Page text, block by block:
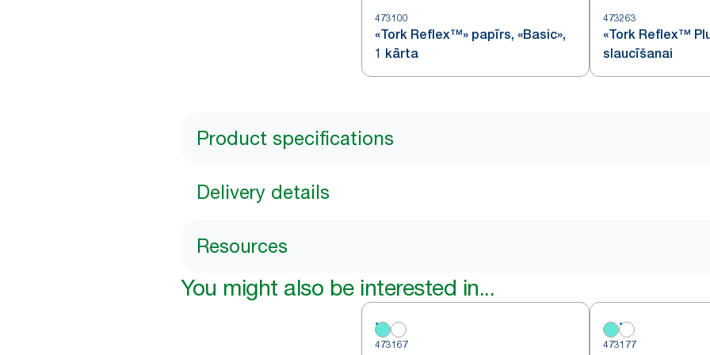
473100
«Tork Reflex™» papīrs, «Basic»,
1 kārta
473263
«Tork Reflex™
slaucīšanai
Product specifications
Delivery details
Resources
You might also be interested in...
473167 473177